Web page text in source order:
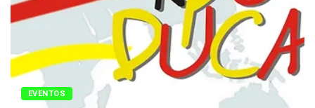
EVENTOS